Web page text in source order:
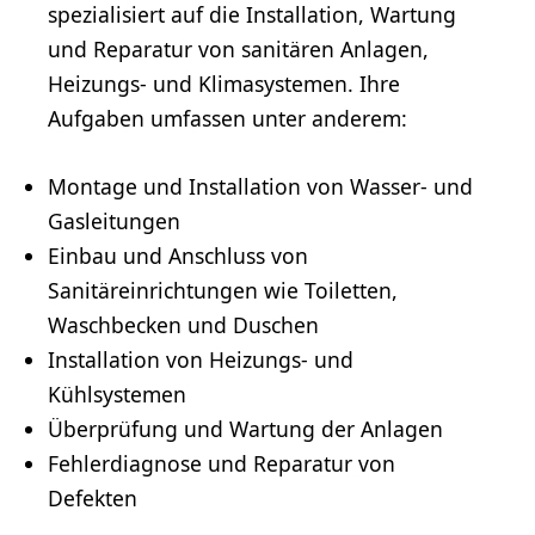
spezialisiert auf die Installation, Wartung
und Reparatur von sanitären Anlagen,
Heizungs- und Klimasystemen. Ihre
Aufgaben umfassen unter anderem:
Montage und Installation von Wasser- und
Gasleitungen
Einbau und Anschluss von
Sanitäreinrichtungen wie Toiletten,
Waschbecken und Duschen
Installation von Heizungs- und
Kühlsystemen
Überprüfung und Wartung der Anlagen
Fehlerdiagnose und Reparatur von
Defekten